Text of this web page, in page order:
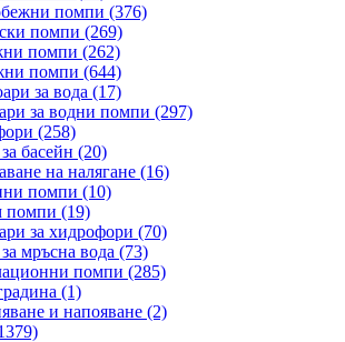
помпи (376)
помпи (269)
помпи (262)
помпи (644)
за вода (17)
за водни помпи (297)
(258)
басейн (20)
на налягане (16)
помпи (10)
помпи (19)
за хидрофори (70)
мръсна вода (73)
помпи (285)
(1)
и напояване (2)